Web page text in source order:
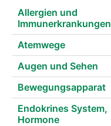
Allergien und
Immunerkrankungen
Atemwege
Augen und Sehen
Bewegungsapparat
Endokrines System,
Hormone